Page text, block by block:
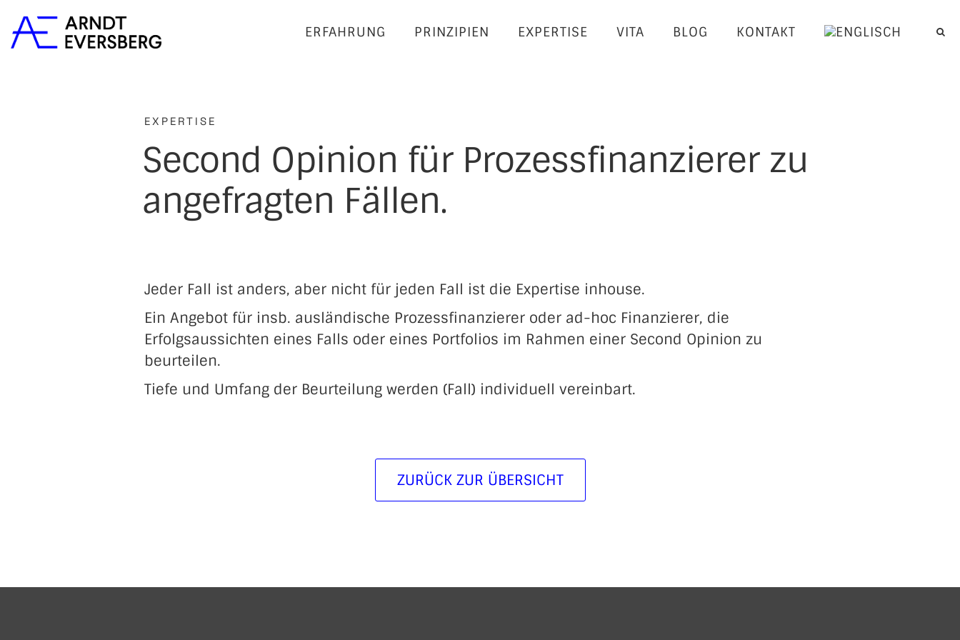
ERFAHRUNG PRINZIPIEN EXPERTISE VITA BLOG KONTAKT
EXPERTISE
Second Opinion für Prozessfinanzierer zu
angefragten Fällen.
Jeder Fall ist anders, aber nicht für jeden Fall ist die Expertise inhouse.
Ein Angebot für insb. ausländische Prozessfinanzierer oder ad-hoc Finanzierer, die
Erfolgsaussichten eines Falls oder eines Portfolios im Rahmen einer Second Opinion zu
beurteilen.
Tiefe und Umfang der Beurteilung werden (Fall) individuell vereinbart.
ZURÜCK ZUR ÜBERSICHT